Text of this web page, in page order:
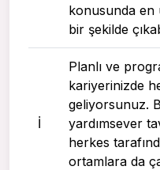
konusunda en
bir şekilde
I
Planlı ve
kariyerinizde
geliyorsunuz.
yardımsever
herkes
ortamlara da